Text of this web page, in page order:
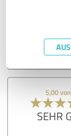
5,00
SEHR